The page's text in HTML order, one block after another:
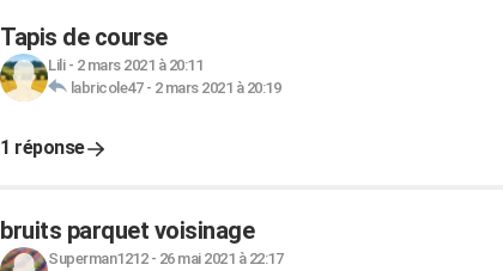
Tapis de course
Lili- 2 mars 2021 à 20:11
labricole47- 2 mars 2021 à 20:19
1 réponse
bruits parquet voisinage
Superman1212- 26 mai 2021 à 22:17